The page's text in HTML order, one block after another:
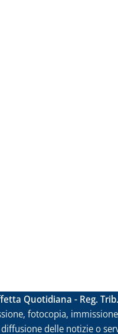
Quotidiana - Reg.
fotocopia,
delle notizie o